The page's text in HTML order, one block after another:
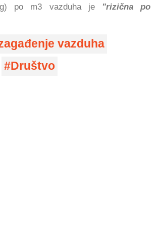
po m3 vazduha je
"rizična po
vazduha
Društvo